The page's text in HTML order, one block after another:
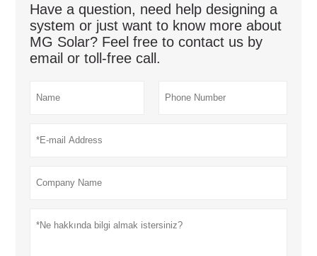
Have a question, need help designing a
system or just want to know more about
MG Solar? Feel free to contact us by
email or toll-free call.